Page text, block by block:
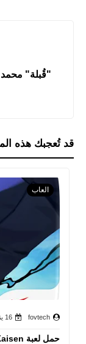
"قُبلة"
قد تُعجبك هذه
العاب
fovtech 16 يناير 2026